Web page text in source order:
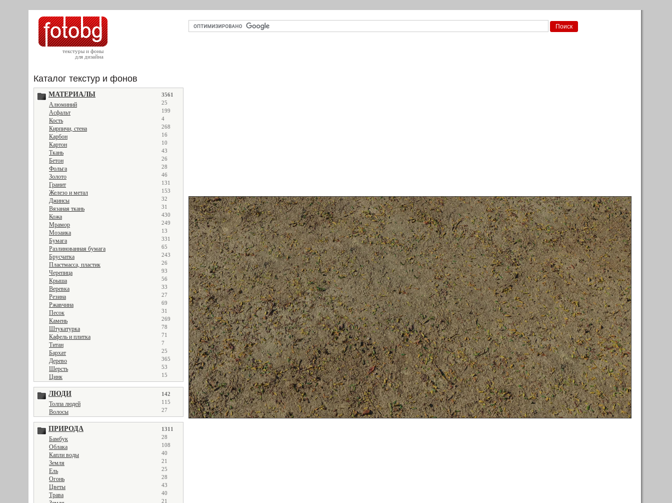
текстуры и фоны
для дизайна
Каталог текстур и фонов
МАТЕРИАЛЫ 3561
Алюминий 25
Асфальт 199
Кость 4
Кирпичи, стена 268
Карбон 16
Картон 10
Ткань 43
Бетон 26
Фольга 28
Золото 46
Гранит 131
Железо и метал 153
Джинсы 32
Вязаная ткань 31
Кожа 430
Мрамор 249
Мозаика 13
Бумага 331
Разлинованная бумага 65
Брусчатка 243
Пластмасса, пластик 26
Черепица 93
Крыша 56
Веревка 33
Резина 27
Ржавчина 69
Песок 31
Камень 269
Штукатурка 78
Кафель и плитка 71
Титан 7
Бархат 25
Дерево 365
Шерсть 53
Цинк 15
ЛЮДИ 142
Толпа людей 115
Волосы 27
ПРИРОДА 1311
Бамбук 28
Облака 108
Капли воды 40
Земля 21
Ель 25
Огонь 28
Цветы 43
Трава 40
21